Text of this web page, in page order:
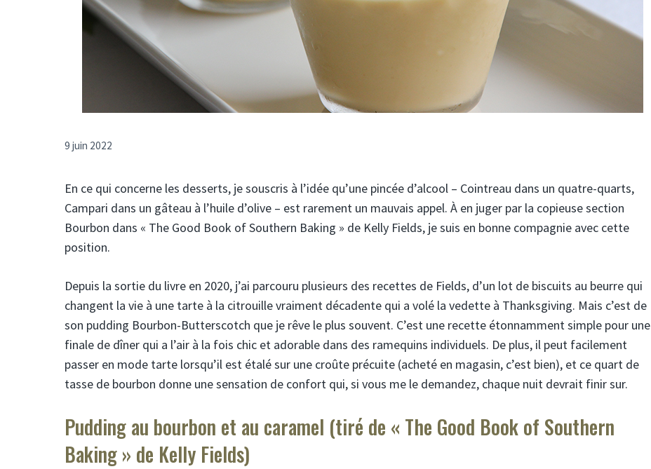
9 juin 2022
En ce qui concerne les desserts, je souscris à l’idée qu’une pincée d’alcool – Cointreau dans un quatre-quarts,
Campari dans un gâteau à l’huile d’olive – est rarement un mauvais appel. À en juger par la copieuse section
Bourbon dans « The Good Book of Southern Baking » de Kelly Fields, je suis en bonne compagnie avec cette
position.
Depuis la sortie du livre en 2020, j’ai parcouru plusieurs des recettes de Fields, d’un lot de biscuits au beurre qui
changent la vie à une tarte à la citrouille vraiment décadente qui a volé la vedette à Thanksgiving. Mais c’est de
son pudding Bourbon-Butterscotch que je rêve le plus souvent. C’est une recette étonnamment simple pour une
finale de dîner qui a l’air à la fois chic et adorable dans des ramequins individuels. De plus, il peut facilement
passer en mode tarte lorsqu’il est étalé sur une croûte précuite (acheté en magasin, c’est bien), et ce quart de
tasse de bourbon donne une sensation de confort qui, si vous me le demandez, chaque nuit devrait finir sur.
Pudding au bourbon et au caramel (tiré de « The Good Book of Southern
Baking » de Kelly Fields)